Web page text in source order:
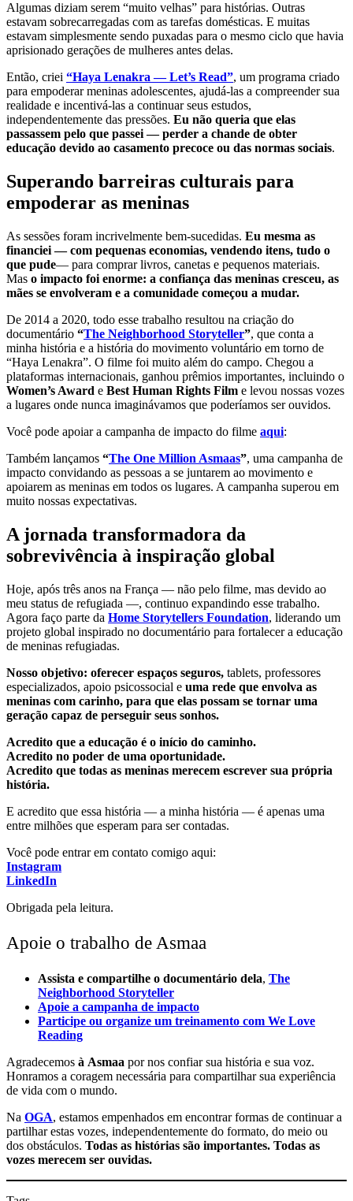
Algumas diziam serem “muito velhas” para histórias. Outras
estavam sobrecarregadas com as tarefas domésticas. E muitas
estavam simplesmente sendo puxadas para o mesmo ciclo que havia
aprisionado gerações de mulheres antes delas.
Então, criei “Haya Lenakra — Let’s Read”, um programa criado
para empoderar meninas adolescentes, ajudá-las a compreender sua
realidade e incentivá-las a continuar seus estudos,
independentemente das pressões. Eu não queria que elas
passassem pelo que passei — perder a chande de obter
educação devido ao casamento precoce ou das normas sociais.
Superando barreiras culturais para
empoderar as meninas
As sessões foram incrivelmente bem-sucedidas. Eu mesma as
financiei — com pequenas economias, vendendo itens, tudo o
que pude— para comprar livros, canetas e pequenos materiais.
Mas o impacto foi enorme: a confiança das meninas cresceu, as
mães se envolveram e a comunidade começou a mudar.
De 2014 a 2020, todo esse trabalho resultou na criação do
documentário “The Neighborhood Storyteller”, que conta a
minha história e a história do movimento voluntário em torno de
“Haya Lenakra”. O filme foi muito além do campo. Chegou a
plataformas internacionais, ganhou prêmios importantes, incluindo o
Women’s Award e Best Human Rights Film e levou nossas vozes
a lugares onde nunca imaginávamos que poderíamos ser ouvidos.
Você pode apoiar a campanha de impacto do filme aqui:
Também lançamos “The One Million Asmaas”, uma campanha de
impacto convidando as pessoas a se juntarem ao movimento e
apoiarem as meninas em todos os lugares. A campanha superou em
muito nossas expectativas.
A jornada transformadora da
sobrevivência à inspiração global
Hoje, após três anos na França — não pelo filme, mas devido ao
meu status de refugiada —, continuo expandindo esse trabalho.
Agora faço parte da Home Storytellers Foundation, liderando um
projeto global inspirado no documentário para fortalecer a educação
de meninas refugiadas.
Nosso objetivo: oferecer espaços seguros, tablets, professores
especializados, apoio psicossocial e uma rede que envolva as
meninas com carinho, para que elas possam se tornar uma
geração capaz de perseguir seus sonhos.
Acredito que a educação é o início do caminho.
Acredito no poder de uma oportunidade.
Acredito que todas as meninas merecem escrever sua própria
história.
E acredito que essa história — a minha história — é apenas uma
entre milhões que esperam para ser contadas.
Você pode entrar em contato comigo aqui:
Instagram
LinkedIn
Obrigada pela leitura.
Apoie o trabalho de Asmaa
Assista e compartilhe o documentário dela, The
Neighborhood Storyteller
Apoie a campanha de impacto
Participe ou organize um treinamento com We Love
Reading
Agradecemos à Asmaa por nos confiar sua história e sua voz.
Honramos a coragem necessária para compartilhar sua experiência
de vida com o mundo.
Na OGA, estamos empenhados em encontrar formas de continuar a
partilhar estas vozes, independentemente do formato, do meio ou
dos obstáculos. Todas as histórias são importantes. Todas as
vozes merecem ser ouvidas.